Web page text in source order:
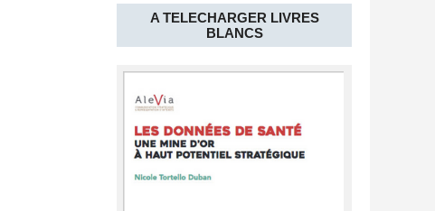
A TELECHARGER LIVRES
BLANCS